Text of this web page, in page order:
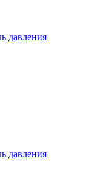
давления
давления